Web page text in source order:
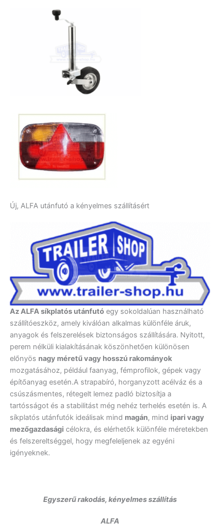
Új, ALFA utánfutó a kényelmes szállításért
Az ALFA síkplatós utánfutó egy sokoldalúan használható
szállítóeszköz, amely kiválóan alkalmas különféle áruk,
anyagok és felszerelések biztonságos szállítására. Nyitott,
perem nélküli kialakításának köszönhetően különösen
előnyös nagy méretű vagy hosszú rakományok
mozgatásához, például faanyag, fémprofilok, gépek vagy
építőanyag esetén.A strapabíró, horganyzott acélváz és a
csúszásmentes, rétegelt lemez padló biztosítja a
tartósságot és a stabilitást még nehéz terhelés esetén is. A
síkplatós utánfutók ideálisak mind magán, mind ipari vagy
mezőgazdasági célokra, és elérhetők különféle méretekben
és felszereltséggel, hogy megfeleljenek az egyéni
igényeknek.
Egyszerű rakodás, kényelmes szállítás
ALFA